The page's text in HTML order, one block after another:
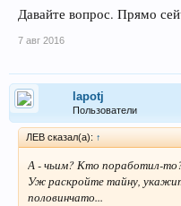
Давайте вопрос. Прямо
7 авг 2016
lapotj
Пользователи
ЛEB сказал(а): ↑
А - чьим? Кто поработил-
Уж раскройте тайну,
половинчато...